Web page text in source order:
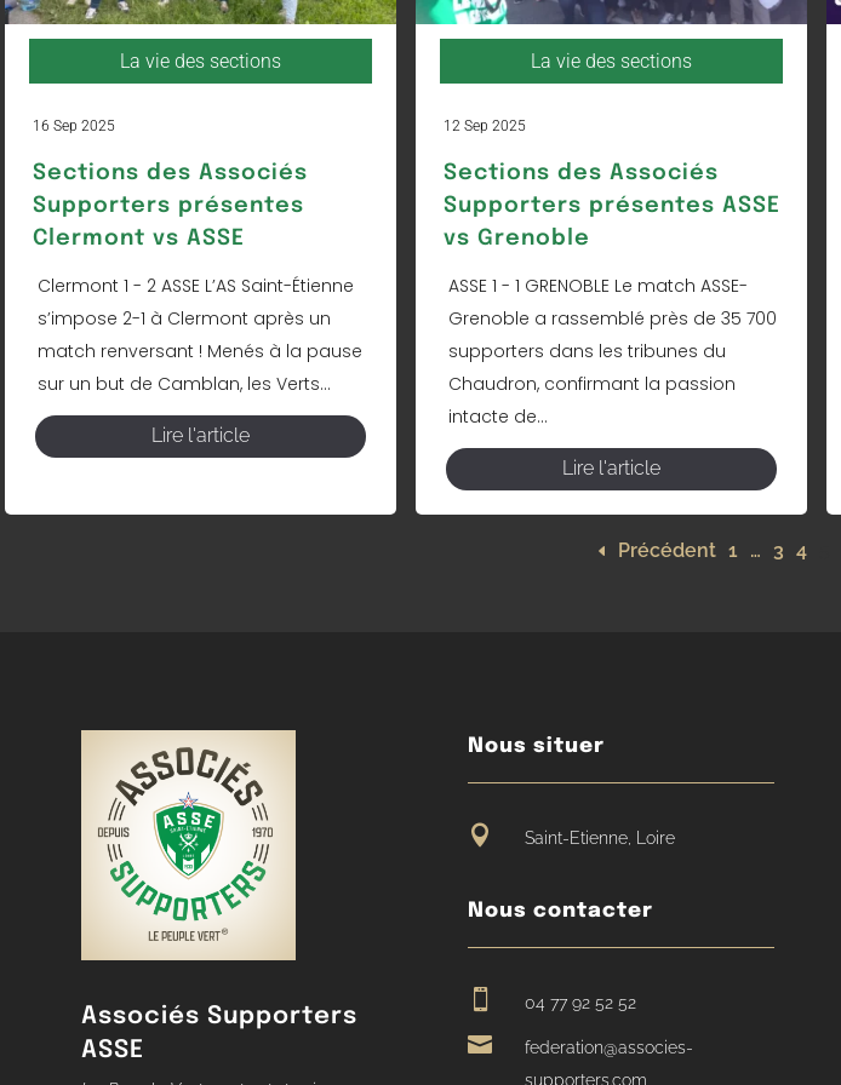
La vie des sections
16 Sep 2025
Sections des Associés
Supporters présentes
Clermont vs ASSE
Clermont 1 - 2 ASSE L’AS Saint-Étienne
s’impose 2-1 à Clermont après un
match renversant ! Menés à la pause
sur un but de Camblan, les Verts...
Lire l'article
La vie des sections
12 Sep 2025
Sections des Associés
Supporters présentes ASSE
vs Grenoble
ASSE 1 - 1 GRENOBLE Le match ASSE-
Grenoble a rassemblé près de 35 700
supporters dans les tribunes du
Chaudron, confirmant la passion
intacte de...
Lire l'article
Précédent 1 … 3 4
Associés Supporters
ASSE
Nous situer
 Saint-Etienne, Loire
Nous contacter
 04 77 92 52 52

federation@associes-
supporters.com